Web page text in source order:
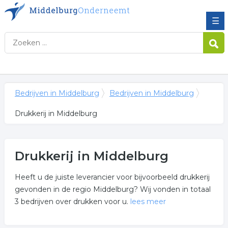
☰
Bedrijven in Middelburg Bedrijven in Middelburg
Drukkerij in Middelburg
Drukkerij in Middelburg
Heeft u de juiste leverancier voor bijvoorbeeld drukkerij
gevonden in de regio Middelburg? Wij vonden in totaal
3 bedrijven over drukken voor u. lees meer